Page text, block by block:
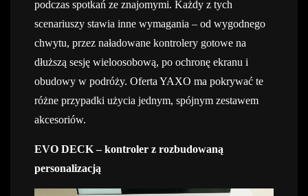
podczas spotkań ze znajomymi. Każdy z tych
scenariuszy stawia inne wymagania – od wygodnego
chwytu, przez naładowane kontrolery gotowe na
dłuższą sesję wieloosobową, po ochronę ekranu i
obudowy w podróży. Oferta YAXO ma pokrywać te
różne przypadki użycia jednym, spójnym zestawem
akcesoriów.
EVO DECK – kontroler z rozbudowaną
personalizacją